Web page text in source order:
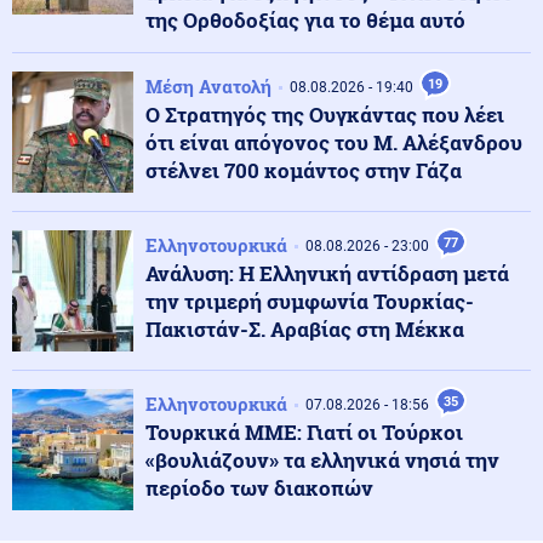
Κόσμος 09.08.2026 - 11:25
ξηρασία φέρνει στο φως τα ναυάγια των Ναζί
Κύπρος 09.08.2026 - 11:22
Φειδίας Παναγιώτου: Αντιδράσεις για την εμφάνισή
του σε εκδήλωση μνήμης για Ισαάκ και Σολωμού
Κοινωνία 09.08.2026 - 11:16
Νεαρός Παλαιστίνιος κλείδωσε ανήλικη στο σπίτι του
στα Χανιά, την έσωσαν οι φωνές της
Κόσμος 09.08.2026 - 11:15
Μαζικός γάμος 1.500 ζευγαριών στη Νιγηρία
της Ορθοδοξίας για το θέμα αυτό
Μέση Ανατολή 08.08.2026 - 19:40 19
Ο Στρατηγός της Ουγκάντας που λέει
ότι είναι απόγονος του Μ. Αλέξανδρου
στέλνει 700 κομάντος στην Γάζα
Ελληνοτουρκικά 08.08.2026 - 23:00 77
Ανάλυση: Η Ελληνική αντίδραση μετά
την τριμερή συμφωνία Τουρκίας-
Πακιστάν-Σ. Αραβίας στη Μέκκα
Ελληνοτουρκικά 07.08.2026 - 18:56 35
Τουρκικά ΜΜΕ: Γιατί οι Τούρκοι
«βουλιάζουν» τα ελληνικά νησιά την
περίοδο των διακοπών